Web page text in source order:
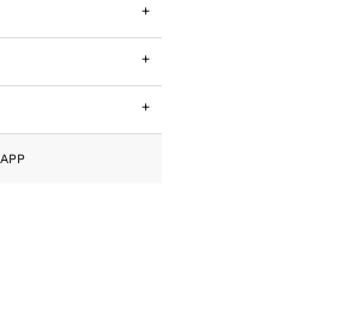
+
+
+